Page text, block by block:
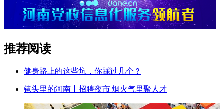
推荐阅读
健身路上的这些坑，你踩过几个？
镜头里的河南丨招聘夜市 烟火气里聚人才